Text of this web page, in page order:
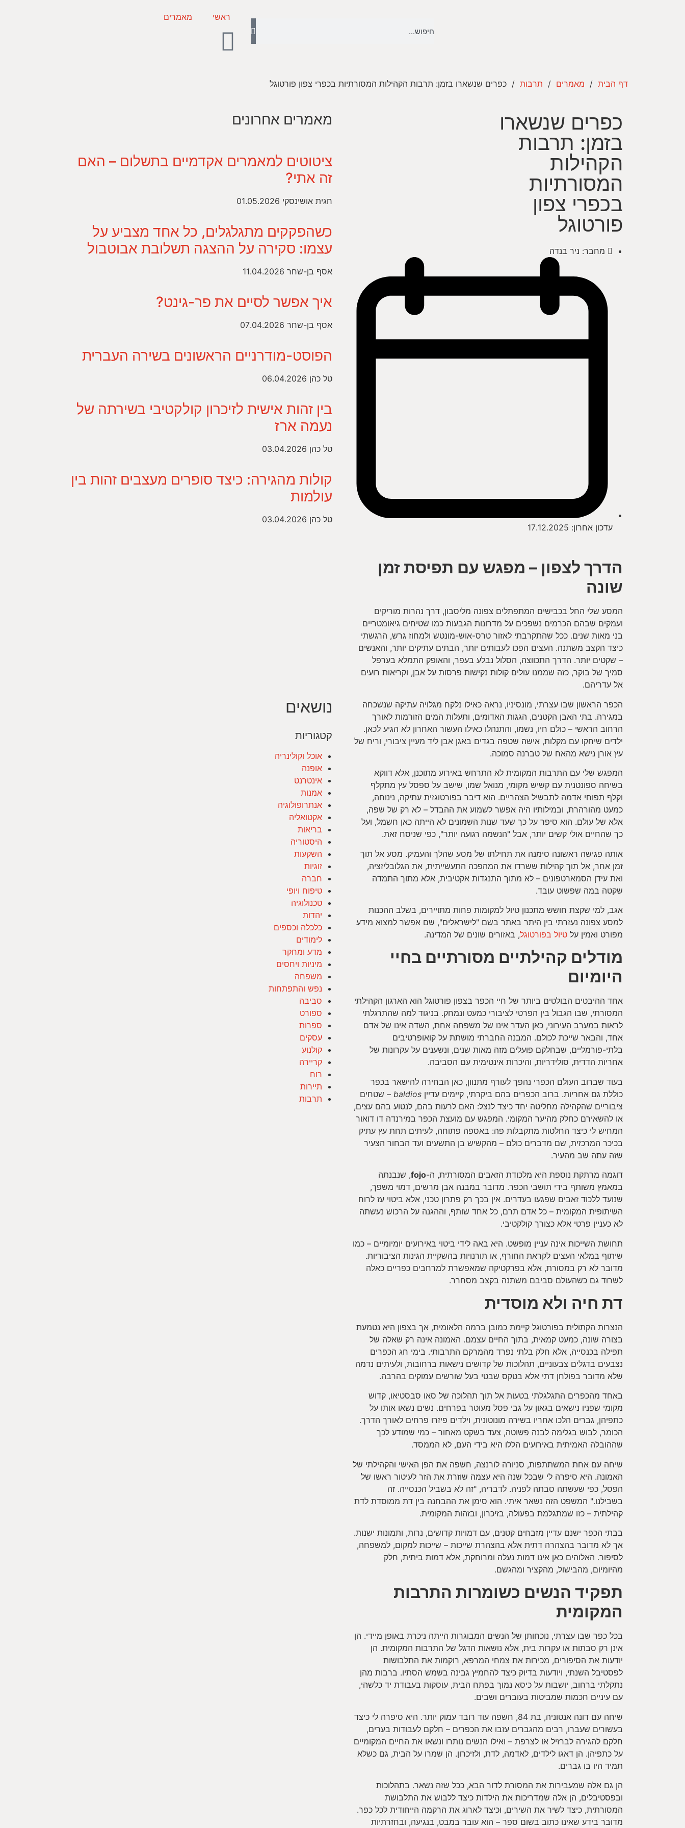
ראשי מאמרים
דף הבית / מאמרים / תרבות / כפרים שנשארו בזמן: תרבות הקהילות המסורתיות בכפרי צפון פורטוגל
כפרים שנשארו
בזמן: תרבות
הקהילות
המסורתיות
בכפרי צפון
פורטוגל
מחבר: ניר בנדה
עדכון אחרון: 17.12.2025
הדרך לצפון – מפגש עם תפיסת זמן
שונה
המסע שלי החל בכבישים המתפתלים צפונה מליסבון, דרך נהרות מוריקים
ועמקים שבהם הכרמים נשפכים על מדרונות הגבעות כמו שטיחים גיאומטריים
בני מאות שנים. ככל שהתקרבתי לאזור טרס-אוש-מונטש ולמחוז גרש, הרגשתי
כיצד הקצב משתנה. העצים הפכו לעבותים יותר, הבתים עתיקים יותר, והאנשים
– שקטים יותר. הדרך התכווצה, הסלול נבלע בעפר, והאופק התמלא בערפל
סמיך של בוקר, כזה שממנו עולים קולות נקישות פרסות על אבן, וקריאות רועים
אל עדריהם.
הכפר הראשון שבו עצרתי, מונסיניו, נראה כאילו נלקח מגלויה עתיקה שנשכחה
במגירה. בתי האבן הקטנים, הגגות האדומים, ותעלות המים הזורמות לאורך
הרחוב הראשי – כולם חיו, נשמו, והתנהלו כאילו העשור האחרון לא הגיע לכאן.
ילדים שיחקו עם מקלות, אישה שטפה בגדים באגן אבן ליד מעיין ציבורי, וריח של
עץ אורן נישא מהאח של טברנה סמוכה.
המפגש שלי עם התרבות המקומית לא התרחש באירוע מתוכנן, אלא דווקא
בשיחה ספונטנית עם קשיש מקומי, מנואל שמו, שישב על ספסל עץ מתקלף
וקלף תפוחי אדמה לתבשיל הצהריים. הוא דיבר בפורטוגזית עתיקה, נינוחה,
כמעט מהורהרת, ובמילותיו היה אפשר לשמוע את ההבדל – לא רק של שפה,
אלא של עולם. הוא סיפר על כך שעד שנות השמונים לא הייתה כאן חשמל, ועל
כך שהחיים אולי קשים יותר, אבל "הנשמה רגועה יותר", כפי שניסח זאת.
אותה פגישה ראשונה סימנה את תחילתו של מסע שהלך והעמיק. מסע אל תוך
זמן אחר, אל תוך קהילות ששרדו את המהפכה התעשייתית, את הגלובליזציה,
ואת עידן הסמארטפונים – לא מתוך התנגדות אקטיבית, אלא מתוך התמדה
שקטה במה שפשוט עובד.
אגב, למי שקצת חושש מתכנון טיול למקומות פחות מתויירים, בשלב ההכנות
למסע צפונה נעזרתי בין היתר באתר בשם "לישראלים", שם אפשר למצוא מידע
מפורט ואמין על טיול בפורטוגל, באזורים שונים של המדינה.
מודלים קהילתיים מסורתיים בחיי
היומיום
אחד ההיבטים הבולטים ביותר של חיי הכפר בצפון פורטוגל הוא הארגון הקהילתי
המסורתי, שבו הגבול בין הפרטי לציבורי כמעט ונמחק. בניגוד למה שהתרגלתי
לראות במערב העירוני, כאן העדר אינו של משפחה אחת, השדה אינו של אדם
אחד, והבאר שייכת לכולם. המבנה החברתי מושתת על קואופרטיבים
בלתי-פורמליים, שבחלקם פועלים מזה מאות שנים, ונשענים על עקרונות של
אחריות הדדית, סולידריות, והיכרות אינטימית עם הסביבה.
בעוד שברוב העולם הכפרי נהפך לעורף מתנוון, כאן הבחירה להישאר בכפר
כוללת גם אחריות. ברוב הכפרים בהם ביקרתי, קיימים עדיין baldios – שטחים
ציבוריים שהקהילה מחליטה יחד כיצד לנצל: האם לרעות בהם, לנטוע בהם עצים,
או להשאירם כחלק מהיער המקומי. המפגש עם מועצת הכפר במירנדה דו דואור
המחיש לי כיצד החלטות מתקבלות פה: באספה פתוחה, לעיתים תחת עץ עתיק
בכיכר המרכזית, שם מדברים כולם – מהקשיש בן התשעים ועד הבחור הצעיר
שזה עתה שב מהעיר.
דוגמה מרתקת נוספת היא מלכודת הזאבים המסורתית, ה-fojo, שנבנתה
במאמץ משותף בידי תושבי הכפר. מדובר במבנה אבן מרשים, דמוי משפך,
שנועד ללכוד זאבים שפגעו בעדרים. אין בכך רק פתרון טכני, אלא ביטוי עז לרוח
השיתופית המקומית – כל אדם תרם, כל אחד שותף, וההגנה על הרכוש נעשתה
לא כעניין פרטי אלא כצורך קולקטיבי.
תחושת השייכות אינה עניין מופשט. היא באה לידי ביטוי באירועים יומיומיים – כמו
שיתוף במלאי העצים לקראת החורף, או תורנויות בהשקיית הגינות הציבוריות.
מדובר לא רק במסורת, אלא בפרקטיקה שמאפשרת למרחבים כפריים כאלה
לשרוד גם כשהעולם סביבם משתנה בקצב מסחרר.
דת חיה ולא מוסדית
הנצרות הקתולית בפורטוגל קיימת כמובן ברמה הלאומית, אך בצפון היא נטמעת
בצורה שונה, כמעט קמאית, בתוך החיים עצמם. האמונה אינה רק שאלה של
תפילה בכנסייה, אלא חלק בלתי נפרד מהמרקם התרבותי. בימי חג הכפרים
נצבעים בדגלים צבעוניים, תהלוכות של קדושים נישאות ברחובות, ולעיתים נדמה
שלא מדובר בפולחן דתי אלא בטקס שבטי בעל שורשים עמוקים בהרבה.
באחד מהכפרים התגלגלתי בטעות אל תוך תהלוכה של סאו סבסטיאו, קדוש
מקומי שפניו נישאים בגאון על גבי פסל מעוטר בפרחים. נשים נשאו אותו על
כתפיהן, גברים הלכו אחריו בשירה מונוטונית, וילדים פיזרו פרחים לאורך הדרך.
הכומר, לבוש בגלימה לבנה פשוטה, צעד בשקט מאחור – כמי שמודע לכך
שההובלה האמיתית באירועים הללו היא בידי העם, לא הממסד.
שיחה עם אחת המשתתפות, סניורה לורנצה, חשפה את הפן האישי והקהילתי של
האמונה. היא סיפרה לי שבכל שנה היא עצמה שוזרת את הזר לעיטור ראשו של
הפסל, כפי שעשתה סבתה לפניה. לדבריה, "זה לא בשביל הכנסייה. זה
בשבילנו." המשפט הזה נשאר איתי. הוא סימן את ההבחנה בין דת ממוסדת לדת
קהילתית – כזו שמתגלמת בפעולה, בזיכרון, ובזהות המקומית.
בבתי הכפר ישנם עדיין מזבחים קטנים, עם דמויות קדושים, נרות, ותמונות ישנות.
אך לא מדובר בהצהרה דתית אלא בהצהרת שייכות – שייכות למקום, למשפחה,
לסיפור. האלוהים כאן אינו דמות נעלה ומרוחקת, אלא דמות ביתית, חלק
מהיומיום, מהבישול, מהקציר ומהגשם.
תפקיד הנשים כשומרות התרבות
המקומית
בכל כפר שבו עצרתי, נוכחותן של הנשים המבוגרות הייתה ניכרת באופן מיידי. הן
אינן רק סבתות או עקרות בית, אלא נושאות הדגל של התרבות המקומית. הן
יודעות את הסיפורים, מכירות את צמחי המרפא, רוקמות את התלבושות
לפסטיבל השנתי, ויודעות בדיוק כיצד להחמיץ גבינה בשמש הסתיו. ברבות מהן
נתקלתי ברחוב, יושבות על כיסא נמוך בפתח הבית, עוסקות בעבודת יד כלשהי,
עם עיניים חכמות שמביטות בעוברים ושבים.
שיחה עם דונה אנטוניה, בת 84, חשפה עוד רובד עמוק יותר. היא סיפרה לי כיצד
בעשורים שעברו, רבים מהגברים עזבו את הכפרים – חלקם לעבודות בערים,
חלקם להגירה לברזיל או לצרפת – ואילו הנשים נותרו ונשאו את החיים המקומיים
על כתפיהן. הן דאגו לילדים, לאדמה, לדת, ולזיכרון. הן שמרו על הבית, גם כשלא
תמיד היו בו גברים.
הן גם אלה שמעבירות את המסורת לדור הבא, ככל שזה נשאר. בתהלוכות
ובפסטיבלים, הן אלה שמדריכות את הילדות כיצד ללבוש את התלבושת
המסורתית, כיצד לשיר את השירים, וכיצד לארוג את הרקמה הייחודית לכל כפר.
מדובר בידע שאינו כתוב בשום ספר – הוא עובר במבט, בנגיעה, ובחזרתיות
מאמרים אחרונים
ציטוטים למאמרים אקדמיים בתשלום – האם
זה אתי?
חגית אושינסקי 01.05.2026
כשהפקקים מתגלגלים, כל אחד מצביע על
עצמו: סקירה על ההצגה תשלובת אבוטבול
אסף בן-שחר 11.04.2026
איך אפשר לסיים את פר-גינט?
אסף בן-שחר 07.04.2026
הפוסט-מודרניים הראשונים בשירה העברית
טל כהן 06.04.2026
בין זהות אישית לזיכרון קולקטיבי בשירתה של
נעמה ארז
טל כהן 03.04.2026
קולות מהגירה: כיצד סופרים מעצבים זהות בין
עולמות
טל כהן 03.04.2026
נושאים
קטגוריות
אוכל וקולינריה
אופנה
אינטרנט
אמנות
אנתרופולוגיה
אקטואליה
בריאות
היסטוריה
השקעות
זוגיות
חברה
טיפוח ויופי
טכנולוגיה
יהדות
כלכלה וכספים
לימודים
מדע ומחקר
מיניות ויחסים
משפחה
נפש והתפתחות
סביבה
ספורט
ספרות
עסקים
קולנוע
קריירה
רוח
תיירות
תרבות